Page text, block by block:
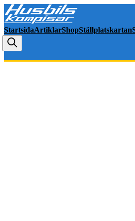
StartsidaArtiklarShopStällplatskartan